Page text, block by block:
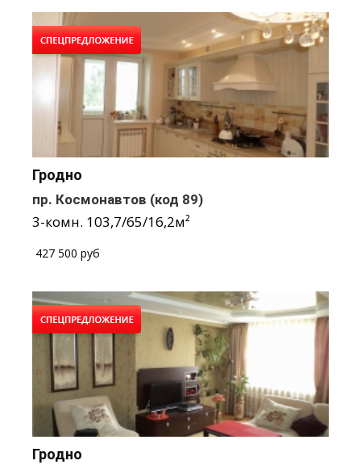
Гродно
пр. Космонавтов (код 89)
3-комн. 103,7/65/16,2м²
427 500 руб
Гродно